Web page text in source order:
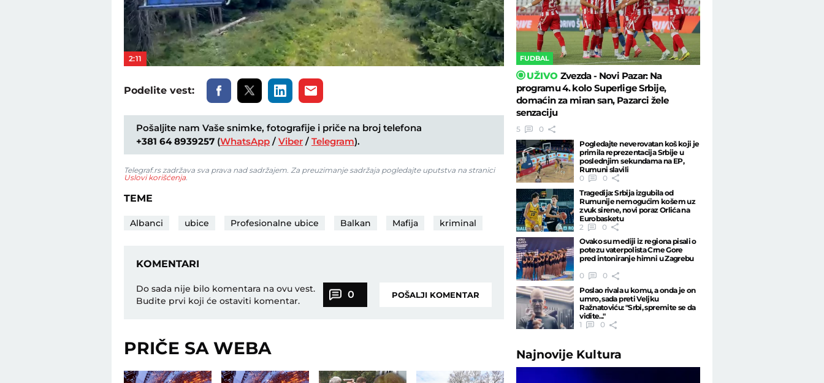
2:11
Podelite vest:
Pošaljite nam Vaše snimke, fotografije i priče na broj telefona
+381 64 8939257 (WhatsApp / Viber / Telegram).
Telegraf.rs zadržava sva prava nad sadržajem. Za preuzimanje sadržaja pogledajte uputstva na stranici
Uslovi korišćenja
TEME
Albanci ubice Profesionalne ubice Balkan Mafija kriminal
KOMENTARI
Do sada nije bilo komentara na ovu vest.
Budite prvi koji će ostaviti komentar.
0 POŠALJI KOMENTAR
PRIČE SA WEBA
FUDBAL
UŽIVO Zvezda - Novi Pazar: Na
programu 4. kolo Superlige Srbije,
domaćin za miran san, Pazarci žele
senzaciju
5
0
Pogledajte neverovatan koš koji je
primila reprezentacija Srbije u
poslednjim sekundama na EP,
Rumuni slavili
0
0
Tragedija: Srbija izgubila od
Rumunije nemogućim košem uz
zvuk sirene, novi poraz Orlića na
Eurobasketu
2
0
Ovako su mediji iz regiona pisali o
potezu vaterpolista Crne Gore
pred intoniranje himni u Zagrebu
0
0
Poslao rivala u komu, a onda je on
umro, sada preti Veljku
Ražnatoviću: "Srbi, spremite se da
vidite..."
1
0
Najnovije Kultura